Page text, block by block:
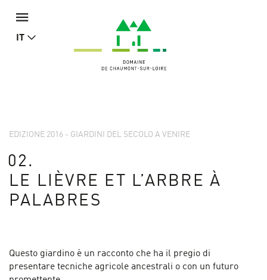
IT
EDIZIONE 2016 - GIARDINI DEL SECOLO A VENIRE
02.
LE LIÈVRE ET L’ARBRE À
PALABRES
Questo giardino è un racconto che ha il pregio di
presentare tecniche agricole ancestrali o con un futuro